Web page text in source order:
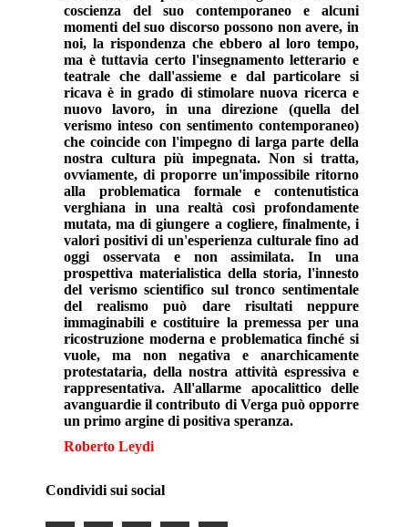
coscienza del suo contemporaneo e alcuni
momenti del suo discorso possono non avere, in
noi, la rispondenza che ebbero al loro tempo,
ma è tuttavia certo l'insegnamento letterario e
teatrale che dall'assieme e dal particolare si
ricava è in grado di stimolare nuova ricerca e
nuovo lavoro, in una direzione (quella del
verismo inteso con sentimento contemporaneo)
che coincide con l'impegno di larga parte della
nostra cultura più impegnata. Non si tratta,
ovviamente, di proporre un'impossibile ritorno
alla problematica formale e contenutistica
verghiana in una realtà così profondamente
mutata, ma di giungere a cogliere, finalmente, i
valori positivi di un'esperienza culturale fino ad
oggi osservata e non assimilata. In una
prospettiva materialistica della storia, l'innesto
del verismo scientifico sul tronco sentimentale
del realismo può dare risultati neppure
immaginabili e costituire la premessa per una
ricostruzione moderna e problematica finché si
vuole, ma non negativa e anarchicamente
protestataria, della nostra attività espressiva e
rappresentativa. All'allarme apocalittico delle
avanguardie il contributo di Verga può opporre
un primo argine di positiva speranza.
Roberto Leydi
Condividi sui social